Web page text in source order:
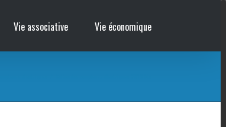
Vie associative Vie économique